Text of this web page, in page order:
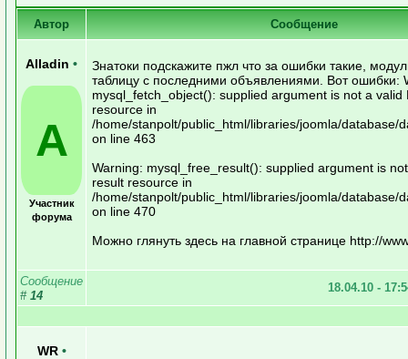
Автор Сообщение
Alladin •
A
Участник
форума
Знатоки подскажите пжл что за ошибки такие,
таблицу с последними объявлениями. Вот ошибки:
mysql_fetch_object(): supplied argument is not a valid
resource in
/home/stanpolt/public_html/libraries/joomla/database/
on line 463
Warning: mysql_free_result(): supplied argument is
result resource in
/home/stanpolt/public_html/libraries/joomla/database/
on line 470
Можно глянуть здесь на главной странице http://
Сообщение
# 14
18.04.10 -
WR •